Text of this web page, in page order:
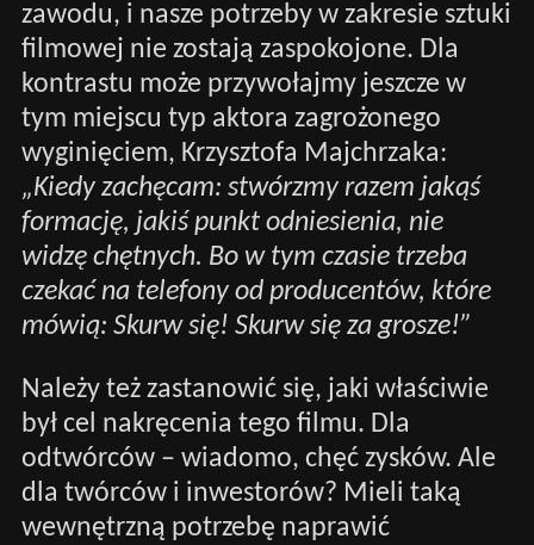
zawodu, i nasze potrzeby w zakresie sztuki
filmowej nie zostają zaspokojone. Dla
kontrastu może przywołajmy jeszcze w
tym miejscu typ aktora zagrożonego
wyginięciem, Krzysztofa Majchrzaka:
„Kiedy zachęcam: stwórzmy razem jakąś
formację, jakiś punkt odniesienia, nie
widzę chętnych. Bo w tym czasie trzeba
czekać na telefony od producentów, które
mówią: Skurw się! Skurw się za grosze!”
Należy też zastanowić się, jaki właściwie
był cel nakręcenia tego filmu. Dla
odtwórców – wiadomo, chęć zysków. Ale
dla twórców i inwestorów? Mieli taką
wewnętrzną potrzebę naprawić